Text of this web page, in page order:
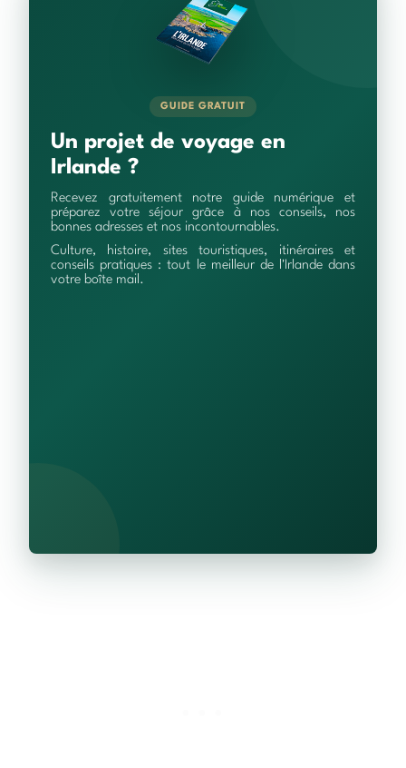
GUIDE GRATUIT
Un projet de voyage en
Irlande ?
Recevez gratuitement notre guide numérique et
préparez votre séjour grâce à nos conseils, nos
bonnes adresses et nos incontournables.
Culture, histoire, sites touristiques, itinéraires et
conseils pratiques : tout le meilleur de l'Irlande dans
votre boîte mail.